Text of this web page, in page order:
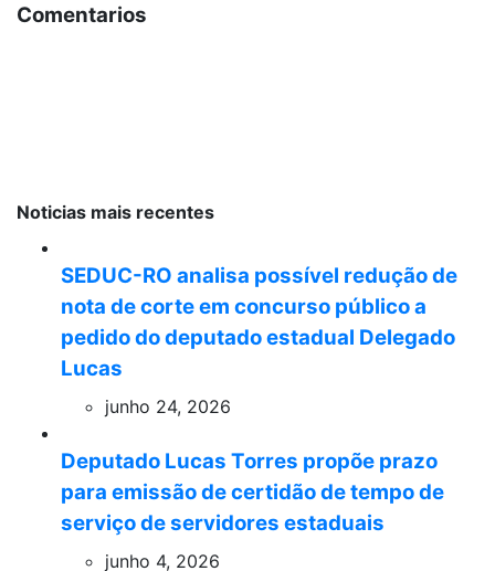
Comentarios
Noticias mais recentes
SEDUC-RO analisa possível redução de
nota de corte em concurso público a
pedido do deputado estadual Delegado
Lucas
junho 24, 2026
Deputado Lucas Torres propõe prazo
para emissão de certidão de tempo de
serviço de servidores estaduais
junho 4, 2026